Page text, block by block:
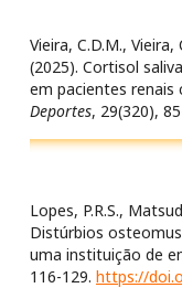
Vieira, C.D.M., Vieira,
(2025). Cortisol
em pacientes renais
Deportes, 29(320),
Lopes, P.R.S.,
Distúrbios
uma instituição de
116-129. https://